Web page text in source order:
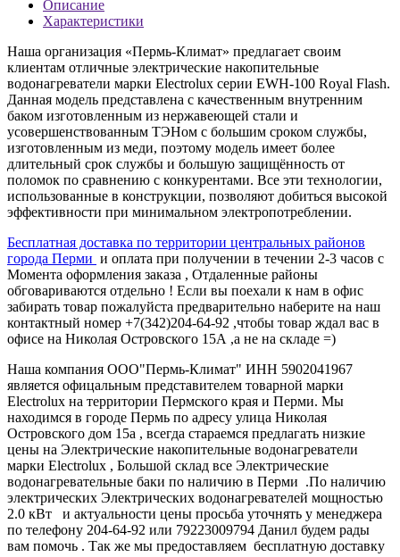
Описание
Характеристики
Наша организация «Пермь-Климат» предлагает своим
клиентам отличные электрические накопительные
водонагреватели марки Electrolux серии EWH-100 Royal Flash.
Данная модель представлена с качественным внутренним
баком изготовленным из нержавеющей стали и
усовершенствованным ТЭНом с большим сроком службы,
изготовленным из меди, поэтому модель имеет более
длительный срок службы и большую защищённость от
поломок по сравнению с конкурентами. Все эти технологии,
использованные в конструкции, позволяют добиться высокой
эффективности при минимальном электропотреблении.
Бесплатная доставка по территории центральных районов
города Перми и оплата при получении в течении 2-3 часов с
Момента оформления заказа , Отдаленные районы
обговариваются отдельно ! Если вы поехали к нам в офис
забирать товар пожалуйста предварительно наберите на наш
контактный номер +7(342)204-64-92 ,чтобы товар ждал вас в
офисе на Николая Островского 15А ,а не на складе =)
Наша компания ООО"Пермь-Климат" ИНН 5902041967
является офицальным представителем товарной марки
Electrolux на территории Пермского края и Перми. Мы
находимся в городе Пермь по адресу улица Николая
Островского дом 15а , всегда стараемся предлагать низкие
цены на Электрические накопительные водонагреватели
марки Electrolux , Большой склад все Электрические
водонагревательные баки по наличию в Перми .По наличию
электрических Электрических водонагревателей мощностью
2.0 кВт и актуальности цены просьба уточнять у менеджера
по телефону 204-64-92 или 79223009794 Данил будем рады
вам помочь . Так же мы предоставляем бесплатную доставку